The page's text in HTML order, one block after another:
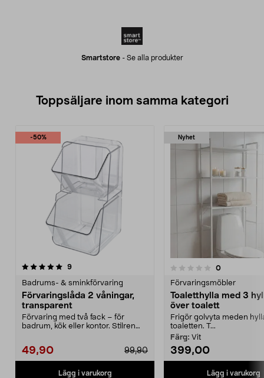
Smartstore- Se alla produkter
Toppsäljare inom samma kategori
-50%
9recensioner
Badrums- & sminkförvaring
Förvaringslåda 2 våningar,
transparent
Förvaring med två fack – för
badrum, kök eller kontor. Stilren
49,90 99,90
Lägg i varukorg
Nyhet
0.0 av 5 stjärnor 0recensioner
Förvaringsmöbler
Toaletthylla med 3
över toalett
Frigör golvyta meden
toaletten. T...
Färg: Vit
399,00
Lägg i varukorg
4.5 av 5 stjärnor